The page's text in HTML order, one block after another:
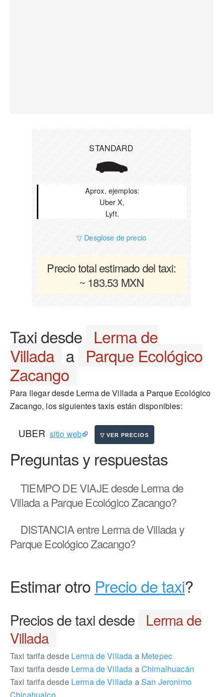
STANDARD
Aprox. ejemplos:
Uber X,
Lyft.
▽ Desglose de precio
Precio total estimado del taxi:
~ 183.53 MXN
Taxi desde Lerma de
Villada a Parque Ecológico
Zacango
Para llegar desde Lerma de Villada a Parque Ecológico
Zacango, los siguientes taxis están disponibles:
UBER sitio web
Preguntas y respuestas
TIEMPO DE VIAJEdesde Lerma de
Villada a Parque Ecológico Zacango?
DISTANCIAentre Lerma de Villada y
Parque Ecológico Zacango?
Estimar otro Precio de taxi?
Precios de taxi desde Lerma de
Villada
Taxi tarifa desdeLerma de Villada aMetepec
Taxi tarifa desdeLerma de Villada aChimalhuacán
Taxi tarifa desdeLerma de Villada aSan Jeronimo